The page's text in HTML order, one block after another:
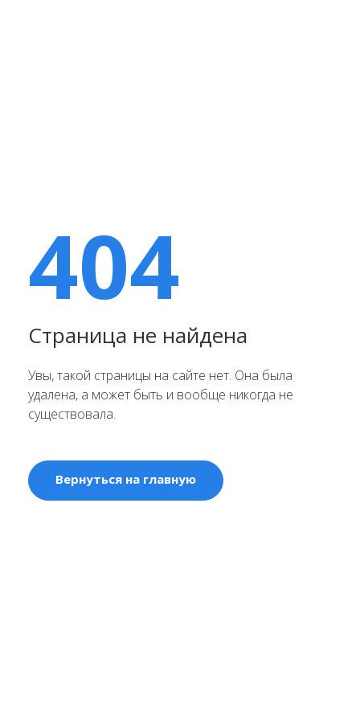
404
Страница не найдена
Увы, такой страницы на сайте нет. Она была
удалена, а может быть и вообще никогда не
существовала.
Вернуться на главную